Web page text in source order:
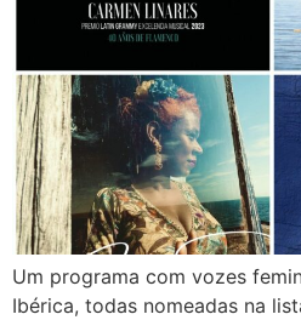
Um programa com vozes
Ibérica, todas nomeadas na